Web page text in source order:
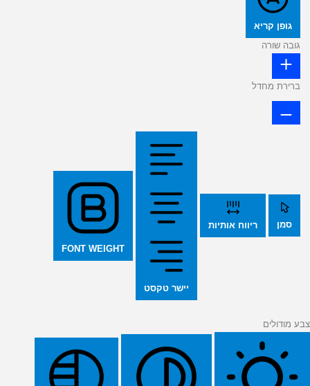
גופן קריא
גובה שורה
ברירת מחדל
סמן ריווח אותיות
יישר טקסט
FONT WEIGHT
צבע מודולים